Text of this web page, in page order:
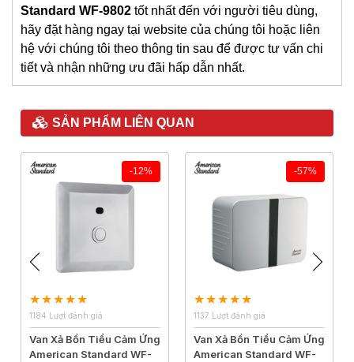
Standard WF-9802 tốt nhất đến với người tiêu dùng,
hãy đặt hàng ngay tại website của chúng tôi hoặc liên
hệ với chúng tôi theo thông tin sau để được tư vấn chi
tiết và nhận những ưu đãi hấp dẫn nhất.
SẢN PHẨM LIÊN QUAN
-12%
1184 Lượt đánh giá
Van Xả Bồn Tiểu Cảm Ứng
American Standard WF-
-57%
1137 Lượt đánh giá
Van Xả Bồn Tiểu Cảm Ứng
American Standard WF-